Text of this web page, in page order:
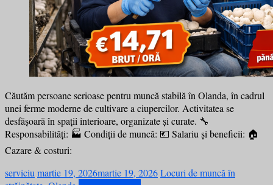
Căutăm persoane serioase pentru muncă stabilă în Olanda, în cadrul
unei ferme moderne de cultivare a ciupercilor. Activitatea se
desfășoară în spații interioare, organizate și curate. 🔧
Responsabilități: 🏭 Condiții de muncă: 💶 Salariu și beneficii: 🏠
Cazare & costuri:
serviciumartie 19, 2026martie 19, 2026Locuri de muncă în